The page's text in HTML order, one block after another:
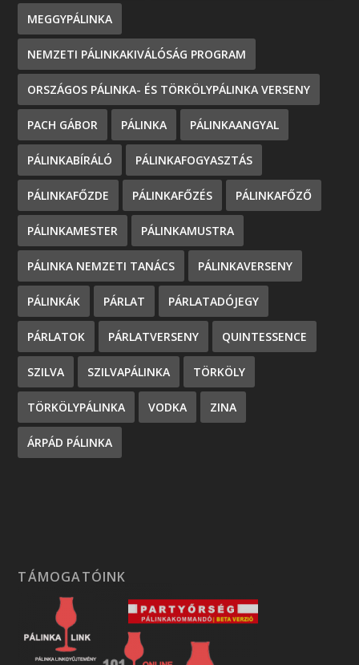
MEGGYPÁLINKA
NEMZETI PÁLINKAKIVÁLÓSÁG PROGRAM
ORSZÁGOS PÁLINKA- ÉS TÖRKÖLYPÁLINKA VERSENY
PACH GÁBOR PÁLINKA PÁLINKAANGYAL
PÁLINKABÍRÁLÓ PÁLINKAFOGYASZTÁS
PÁLINKAFŐZDE PÁLINKAFŐZÉS PÁLINKAFŐZŐ
PÁLINKAMESTER PÁLINKAMUSTRA
PÁLINKA NEMZETI TANÁCS PÁLINKAVERSENY
PÁLINKÁK PÁRLAT PÁRLATADÓJEGY
PÁRLATOK PÁRLATVERSENY QUINTESSENCE
SZILVA SZILVAPÁLINKA TÖRKÖLY
TÖRKÖLYPÁLINKA VODKA ZINA
ÁRPÁD PÁLINKA
TÁMOGATÓINK